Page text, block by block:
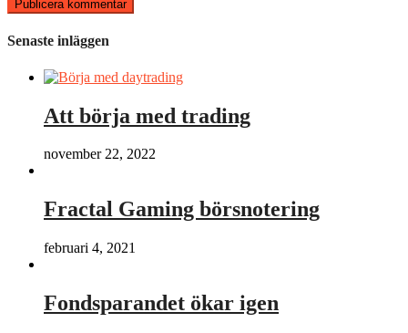
Senaste inläggen
Att börja med trading
november 22, 2022
Fractal Gaming börsnotering
februari 4, 2021
Fondsparandet ökar igen